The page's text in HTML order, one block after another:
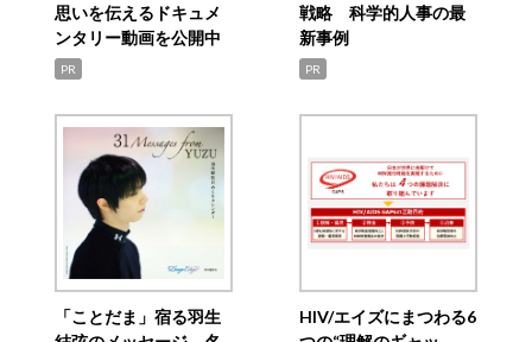
思いを伝えるドキュメ
ンタリー動画を公開中
PR
戦略 科学的人事の最
新事例
PR
「ことだま」宿る羽生
HIV/エイズにまつわる6